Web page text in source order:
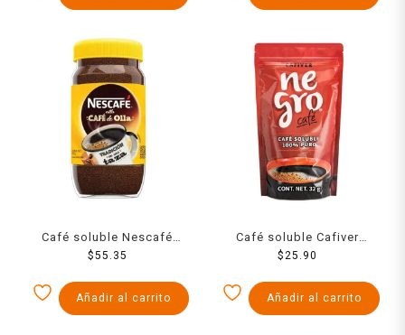
Café soluble Nescafé
estilo café de olla 85 g
$55.35
Añadir al carrito
Café soluble Cafiver
Negro Doypack 32 g
$ 25.90
Añadir al carrito